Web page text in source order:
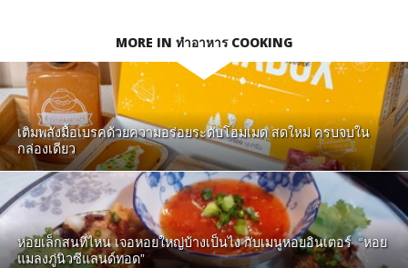
MORE IN ทำอาหาร COOKING
เติมพลังมื้อเบรคด้วยความอร่อยระดับโฮมเมด สดใหม่ ครบจบใน
กล่องเดียว
หอยเล็กสนที่ไหน เจอหอยใหญ่บ้างเป็นไง กับเมนูหอยอินเตอร์ “หอย
แมลงภู่นิวซีแลนด์ทอด”